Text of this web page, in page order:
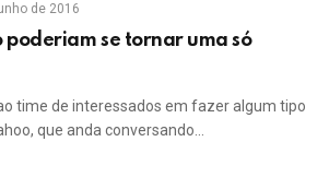
de 2016
poderiam se tornar uma só
time de interessados em fazer algum tipo
que anda conversando…